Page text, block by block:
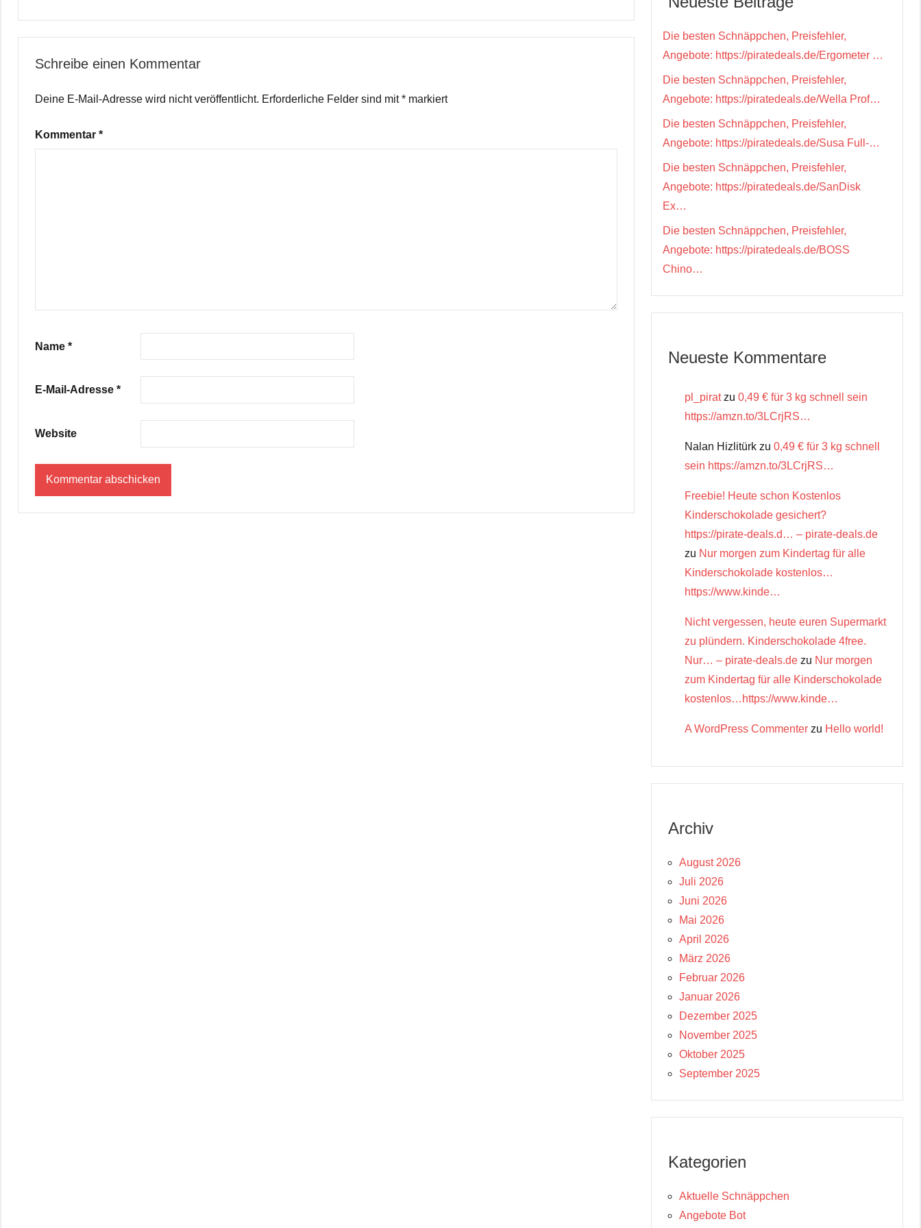
Schreibe einen Kommentar
Deine E-Mail-Adresse wird nicht veröffentlicht. Erforderliche Felder sind mit* markiert
Kommentar *
Name *
E-Mail-Adresse *
Website
Die besten Schnäppchen, Preisfehler,
Angebote: https://piratedeals.de/Ergometer …
Die besten Schnäppchen, Preisfehler,
Angebote: https://piratedeals.de/Wella Prof…
Die besten Schnäppchen, Preisfehler,
Angebote: https://piratedeals.de/Susa Full-…
Die besten Schnäppchen, Preisfehler,
Angebote: https://piratedeals.de/SanDisk
Ex…
Die besten Schnäppchen, Preisfehler,
Angebote: https://piratedeals.de/BOSS
Chino…
Neueste Kommentare
pl_piratzu 0,49 € für 3 kg schnell sein
https://amzn.to/3LCrjRS…
Nalan Hizlitürk zu 0,49 € für 3 kg schnell
sein https://amzn.to/3LCrjRS…
Freebie! Heute schon Kostenlos
Kinderschokolade gesichert?
https://pirate-deals.d… – pirate-deals.de
zu Nur morgen zum Kindertag für alle
Kinderschokolade kostenlos…
https://www.kinde…
Nicht vergessen, heute euren Supermarkt
zu plündern. Kinderschokolade 4free.
Nur… – pirate-deals.de zu Nur morgen
zum Kindertag für alle Kinderschokolade
kostenlos…https://www.kinde…
A WordPress Commenter zu Hello world!
Archiv
August 2026
Juli 2026
Juni 2026
Mai 2026
April 2026
März 2026
Februar 2026
Januar 2026
Dezember 2025
November 2025
Oktober 2025
September 2025
Kategorien
Aktuelle Schnäppchen
Angebote Bot